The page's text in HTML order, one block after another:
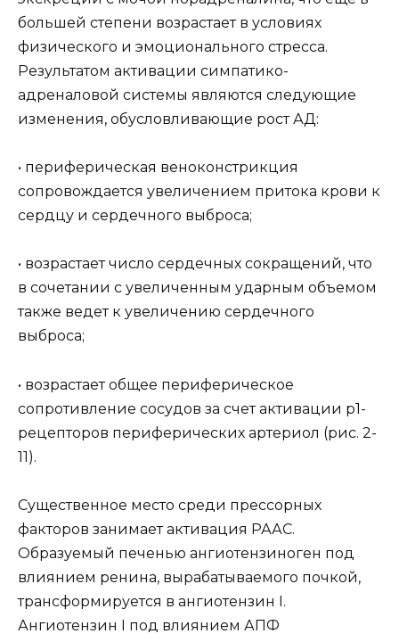
большей степени возрастает в условиях
физического и эмоционального стресса.
Результатом активации симпатико-
адреналовой системы являются следующие
изменения, обусловливающие рост АД:
• периферическая веноконстрикция
сопровождается увеличением притока крови к
сердцу и сердечного выброса;
• возрастает число сердечных сокращений, что
в сочетании с увеличенным ударным объемом
также ведет к увеличению сердечного
выброса;
• возрастает общее периферическое
сопротивление сосудов за счет активации р1-
рецепторов периферических артериол (рис. 2-
11).
Существенное место среди прессорных
факторов занимает активация РААС.
Образуемый печенью ангиотензиноген под
влиянием ренина, вырабатываемого почкой,
трансформируется в ангиотензин I.
Ангиотензин I под влиянием АПФ